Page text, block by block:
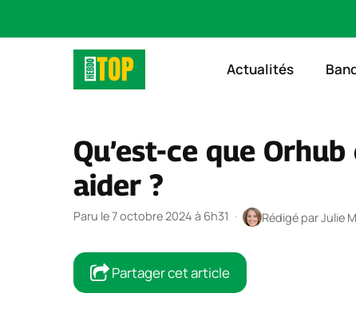
Actualités
Qu’est-ce que
aider ?
Paru le 7 octobre 2024 à 6h31 · Rédigé parJulie
Partager cet article